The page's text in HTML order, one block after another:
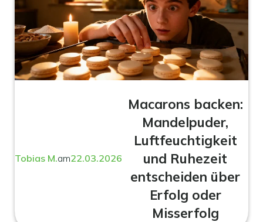
Tobias M.am22.03.2026
Macarons backen:
Mandelpuder,
Luftfeuchtigkeit
und Ruhezeit
entscheiden über
Erfolg oder
Misserfolg